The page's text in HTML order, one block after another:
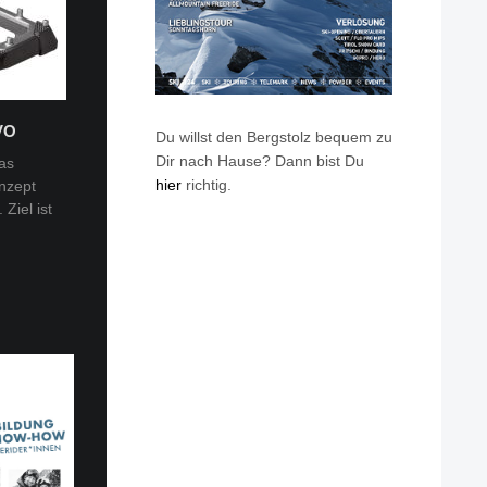
Ziel ist
Tobi
Van
Du willst den Bergstolz bequem zu
Dir nach Hause? Dann bist Du
hierrichtig.